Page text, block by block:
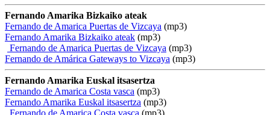
Fernando Amarika Bizkaiko ateak
Fernando de Amarica Puertas de Vizcaya (mp3)
Fernando Amarika Bizkaiko ateak (mp3)
Fernando de Amarica Puertas de Vizcaya (mp3)
Fernando de Amárica Gateways to Vizcaya (mp3)
Fernando Amarika Euskal itsasertza
Fernando de Amarica Costa vasca (mp3)
Fernando Amarika Euskal itsasertza (mp3)